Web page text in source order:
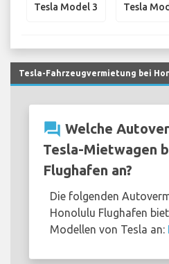
Tesla Model 3 Tesla
Tesla-Fahrzeugvermietung bei
question_answer Welche
Tesla-Mietwagen
Flughafen an?
Die folgenden
Honolulu Flughafen
Modellen von Tesla an: